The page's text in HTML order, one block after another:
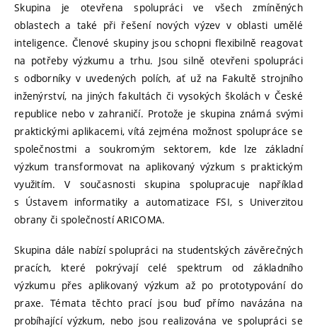
Skupina je otevřena spolupráci ve všech zmíněných
oblastech a také při řešení nových výzev v oblasti umělé
inteligence. Členové skupiny jsou schopni flexibilně reagovat
na potřeby výzkumu a trhu. Jsou silně otevřeni spolupráci
s odborníky v uvedených polích, ať už na Fakultě strojního
inženýrství, na jiných fakultách či vysokých školách v České
republice nebo v zahraničí. Protože je skupina známá svými
praktickými aplikacemi, vítá zejména možnost spolupráce se
společnostmi a soukromým sektorem, kde lze základní
výzkum transformovat na aplikovaný výzkum s praktickým
využitím. V současnosti skupina spolupracuje například
s Ústavem informatiky a automatizace FSI, s Univerzitou
obrany či společností ARICOMA.
Skupina dále nabízí spolupráci na studentských závěrečných
pracích, které pokrývají celé spektrum od základního
výzkumu přes aplikovaný výzkum až po prototypování do
praxe. Témata těchto prací jsou buď přímo navázána na
probíhající výzkum, nebo jsou realizována ve spolupráci se